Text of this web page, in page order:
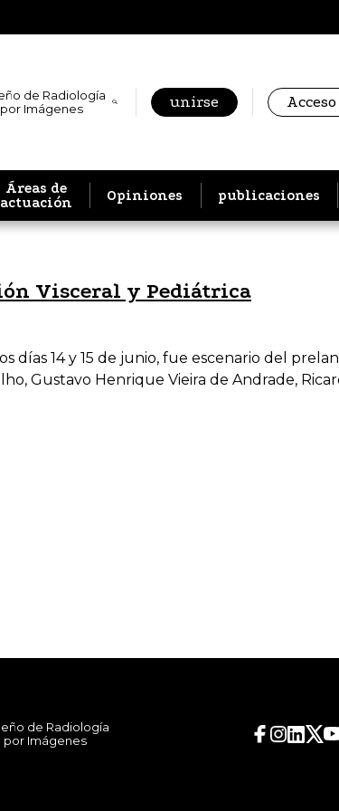
de Radiología
Imágenes
unirse Acceso
Áreas de
actuación
Opiniones publicaciones
Visceral y Pediátrica
días 14 y 15 de junio, fue escenario del
Gustavo Henrique Vieira de Andrade,
de Radiología
por Imágenes